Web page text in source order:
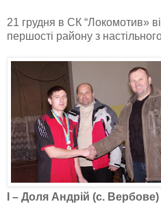
21 грудня в СК “Локомотив»
першості району з
І – Доля Андрій (с. Вербове)